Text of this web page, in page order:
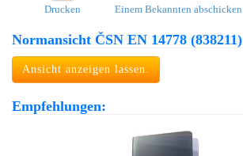
Drucken Einem Bekannten abschicken
Normansicht ČSN EN 14778 (838211)
Ansicht anzeigen lassen.
Empfehlungen: